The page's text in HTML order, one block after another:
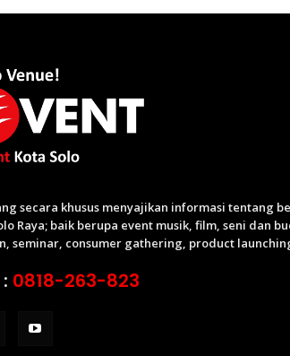
secara khusus menyajikan informasi tentang
Raya; baik berupa event musik, film, seni dan
seminar, consumer gathering, product
0818-263-823